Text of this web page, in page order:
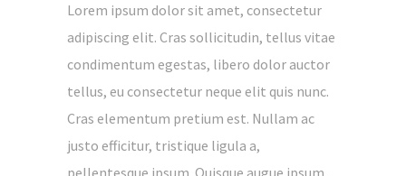
Lorem ipsum dolor sit amet, consectetur
adipiscing elit. Cras sollicitudin, tellus vitae
condimentum egestas, libero dolor auctor
tellus, eu consectetur neque elit quis nunc.
Cras elementum pretium est. Nullam ac
justo efficitur, tristique ligula a,
l’histoire et la gastronomie alsacienne.
Holiday cottage in Rosheim near
Romane” (Romanesque road) and the
Alsace wine route, it is the ideal base for a
cultural, historical and gastronomic 100%
Alsatian immersion.